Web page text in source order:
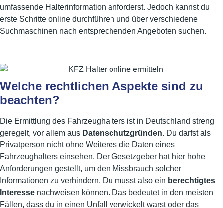
umfassende Halterinformation anforderst. Jedoch kannst du
erste Schritte online durchführen und über verschiedene
Suchmaschinen nach entsprechenden Angeboten suchen.
Welche rechtlichen Aspekte sind zu
beachten?
Die Ermittlung des Fahrzeughalters ist in Deutschland streng
geregelt, vor allem aus Datenschutzgründen. Du darfst als
Privatperson nicht ohne Weiteres die Daten eines
Fahrzeughalters einsehen. Der Gesetzgeber hat hier hohe
Anforderungen gestellt, um den Missbrauch solcher
Informationen zu verhindern. Du musst also ein berechtigtes
Interesse nachweisen können. Das bedeutet in den meisten
Fällen, dass du in einen Unfall verwickelt warst oder das